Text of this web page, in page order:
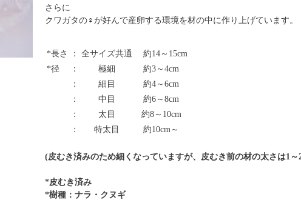
さらに
クワガタの♀が好んで産卵する環境を材の中に作り上げています。
*長さ ： 全サイズ共通
約14～15cm
*径
： 極細
約3～4cm
：
細目
約4～6cm
：
中目
約6～8cm
：
太目
約8～10cm
：
特太目 約10cm～
(皮むき済みのため細くなっていますが、皮むき前の材の太さは1～
*皮むき済み
*樹種：ナラ・クヌギ